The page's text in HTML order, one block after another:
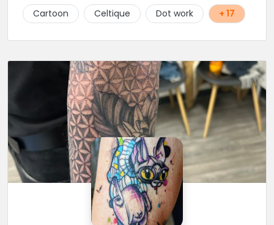
Cartoon
Celtique Dot work + 17